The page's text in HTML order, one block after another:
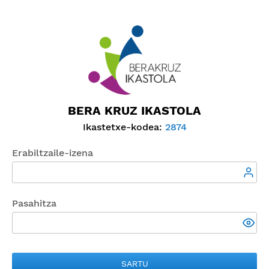
BERA KRUZ IKASTOLA
Ikastetxe-kodea: 2874
Erabiltzaile-izena
Pasahitza
SARTU